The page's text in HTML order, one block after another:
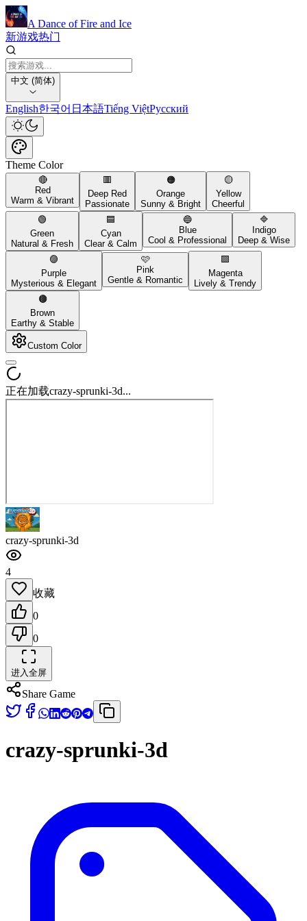
A Dance of Fire and Ice
新游戏热门
中文 (简体)
English한국어 日本語Tiếng ViệtРусский
Theme Color
🔴
Red
Warm & Vibrant
🟥
Deep Red
Passionate
🟠
Orange
Sunny & Bright
🟡
Yellow
Cheerful
🟢
Green
Natural & Fresh
🟦
Cyan
Clear & Calm
🔵
Blue
Cool & Professional
🔷
Indigo
Deep & Wise
🟣
Purple
Mysterious & Elegant
🩷
Pink
Gentle & Romantic
🟪
Magenta
Lively & Trendy
🟤
Brown
Earthy & Stable
Custom Color
正在加载crazy-sprunki-3d...
crazy-sprunki-3d
4
收藏
0
0
进入全屏
Share Game
crazy-sprunki-3d